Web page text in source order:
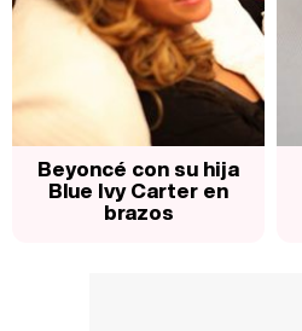
Beyoncé con su hija
Blue Ivy Carter en
brazos